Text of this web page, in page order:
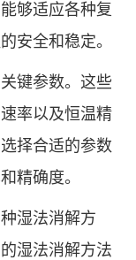
够适应各种复
安全和稳定。
键参数。这些
率以及恒温精
择合适的参数
精确度。
湿法消解方
湿法消解方法